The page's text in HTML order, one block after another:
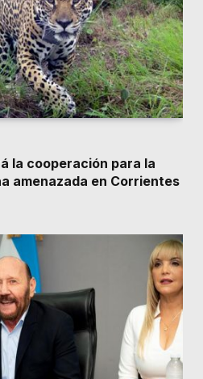
la cooperación para la
amenazada en Corrientes